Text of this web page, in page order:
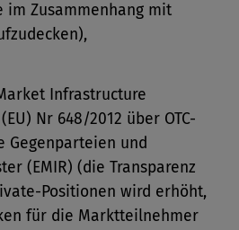
im Zusammenhang mit
Infrastructure
Nr 648/2012 über OTC-
Gegenparteien und
(EMIR) (die Transparenz
Positionen wird erhöht,
für die Marktteilnehmer